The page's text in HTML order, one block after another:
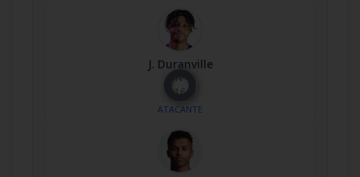
J. Duranville
Nº
16
ATACANTE